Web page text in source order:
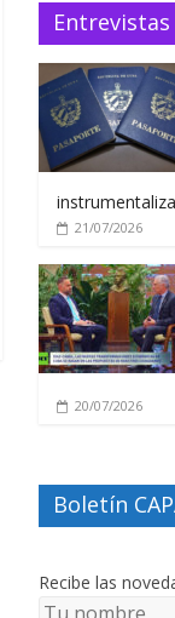
Entrevistas
21/07/2026
20/07/2026
Boletín
Recibe las